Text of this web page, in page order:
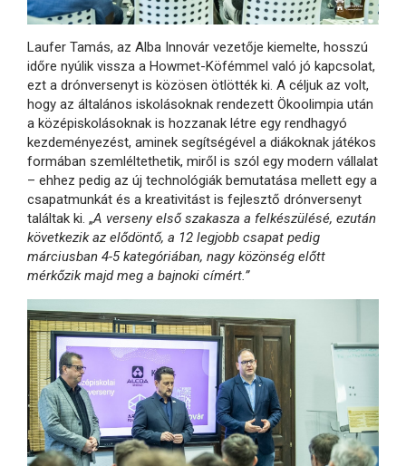
Laufer Tamás, az Alba Innovár vezetője kiemelte, hosszú
időre nyúlik vissza a Howmet-Köfémmel való jó kapcsolat,
ezt a drónversenyt is közösen ötlötték ki. A céljuk az volt,
hogy az általános iskolásoknak rendezett Ökoolimpia után
a középiskolásoknak is hozzanak létre egy rendhagyó
kezdeményezést, aminek segítségével a diákoknak játékos
formában szemléltethetik, miről is szól egy modern vállalat
– ehhez pedig az új technológiák bemutatása mellett egy a
csapatmunkát és a kreativitást is fejlesztő drónversenyt
találtak ki. „A verseny első szakasza a felkészülésé, ezután
következik az elődöntő, a 12 legjobb csapat pedig
márciusban 4-5 kategóriában, nagy közönség előtt
mérkőzik majd meg a bajnoki címért.”